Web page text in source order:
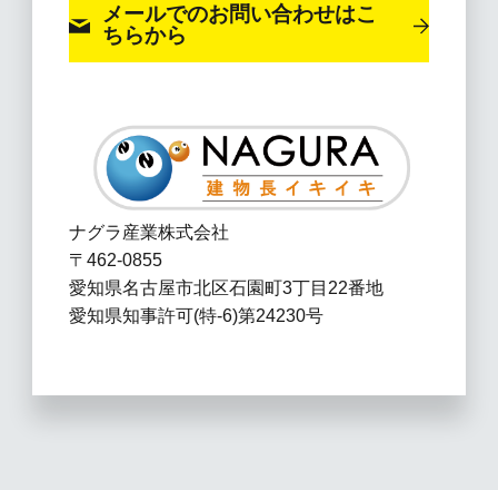
メールでのお問い合わせはこ
ちらから
ナグラ産業株式会社
〒462-0855
愛知県名古屋市北区石園町3丁目22番地
愛知県知事許可(特-6)第24230号